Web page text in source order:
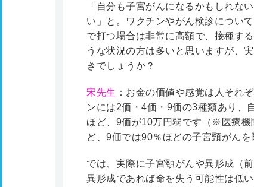
「自分も子宮がんになるかもしれな
い」と。ワクチンやがん検診につい
で打つ場合は非常に高額で、接種す
うな状況の方は多いと思いますが、
きでしょうか？
宋先生 ：お金の価値や感覚は人それ
ンには2価・4価・9価の3種類あり、
ほど、9価が10万円弱です（※医療機
ど、9価では90％ほどの子宮頸がんを
では、実際に子宮頸がんや異形成（
異形成であれば命を失う可能性は低